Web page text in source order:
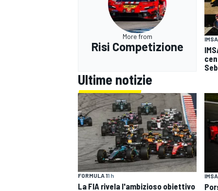
More from
Risi Competizione
IMSA
Ultime notizie
FORMULA 11 h
La FIA rivela l'ambizioso obiettivo
IMSA